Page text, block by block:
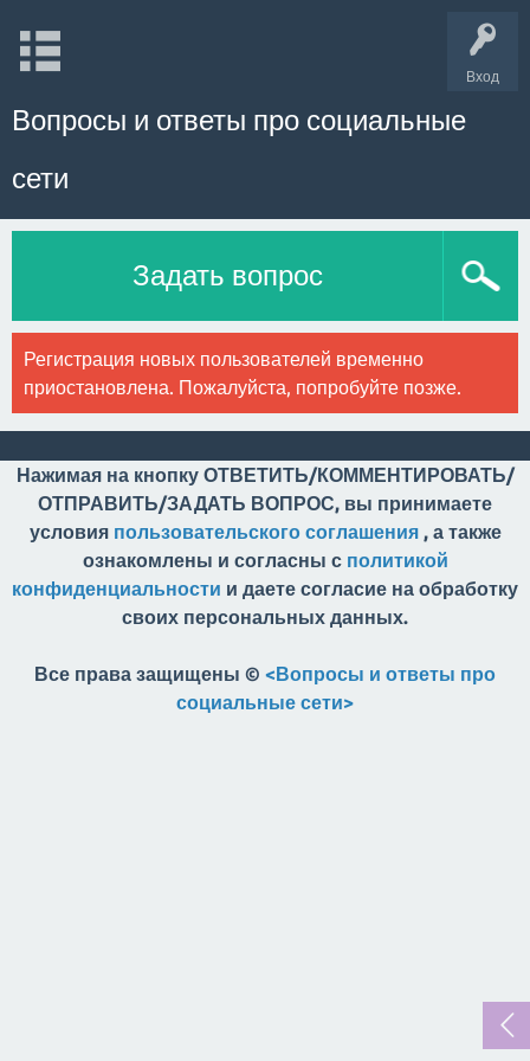
Вход
Вопросы и ответы про социальные
сети
Задать вопрос
Регистрация новых пользователей временно
приостановлена. Пожалуйста, попробуйте позже.
Нажимая на кнопку ОТВЕТИТЬ/КОММЕНТИРОВАТЬ/
ОТПРАВИТЬ/ЗАДАТЬ ВОПРОС, вы принимаете
условия пользовательского соглашения, а также
ознакомлены и согласны с политикой
конфиденциальности и даете согласие на обработку
своих персональных данных.
Все права защищены © <Вопросы и ответы про
социальные сети>